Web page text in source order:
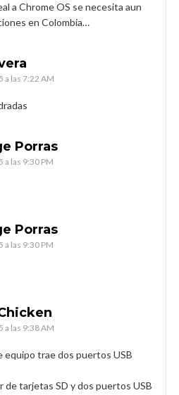
a Chrome OS se necesita aun
en Colombia…
a las 7:22 AM
Porras
a las 9:30 PM
Porras
a las 9:30 PM
a las 9:38 AM
equipo trae dos puertos USB
de tarjetas SD y dos puertos USB